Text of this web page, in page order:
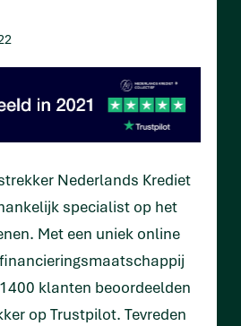
Nederlands Krediet
specialist op het
Met een uniek online
klanten beoordeelden
op Trustpilot. Tevreden